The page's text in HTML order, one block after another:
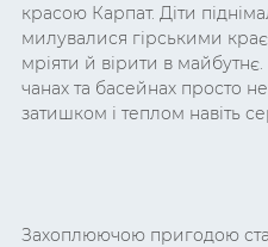
красою Карпат. Діти
милувалися гірськими
мріяти й вірити в
чанах та басейнах просто
затишком і теплом навіть
Захоплюючою пригодою